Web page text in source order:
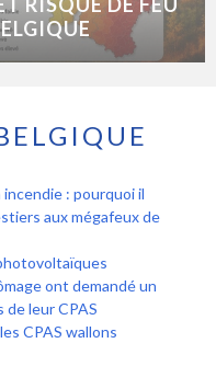
: pourquoi il
aux mégafeux de
ont demandé un
leur CPAS
CPAS wallons